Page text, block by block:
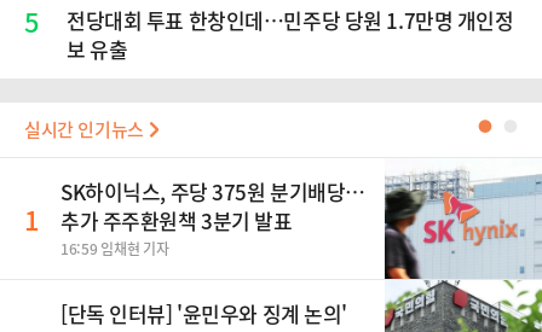
5
전당대회 투표 한창인데…민주당 당원 1.7만명 개인정
보 유출
실시간 인기뉴스 ●
1
SK하이닉스, 주당 375원 분기배당…
추가 주주환원책 3분기 발표
16:59 임채현 기자
[단독 인터뷰] '윤민우와 징계 논의'